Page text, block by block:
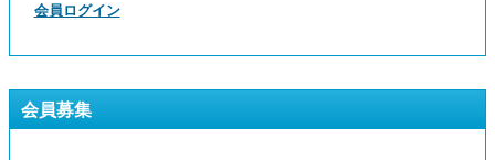
会員ログイン
会員募集